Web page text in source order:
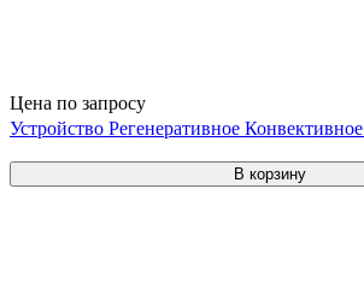
Цена по запросу
Устройство Регенеративное
В корзину